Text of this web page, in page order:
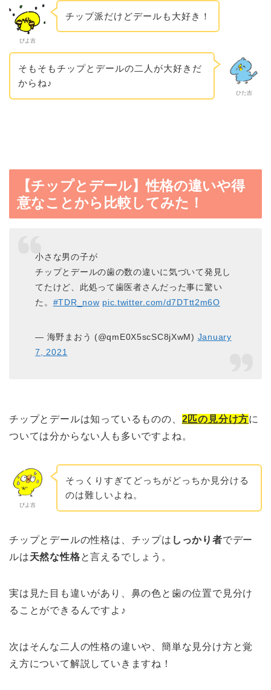
ぴよ吉
チップ派だけどデールも大好き！
ひた吉
そもそもチップとデールの二人が大好きだ
からね♪
【チップとデール】性格の違いや得
意なことから比較してみた！
小さな男の子が
チップとデールの歯の数の違いに気づいて発見し
てたけど、此処って歯医者さんだった事に驚い
た。 #TDR_now pic.twitter.com/d7DTtt2m6O
— 海野まおう (@qmE0X5scSC8jXwM) January
7, 2021
チップとデールは知っているものの、 2匹の見分け方に
ついては分からない人も多いですよね。
ぴよ吉
そっくりすぎてどっちがどっちか見分ける
のは難しいよね。
チップとデールの性格は、チップは しっかり者でデー
ルは天然な性格と言えるでしょう。
実は見た目も違いがあり、鼻の色と歯の位置で見分け
ることができるんですよ♪
次はそんな二人の性格の違いや、簡単な見分け方と覚
え方について解説していきますね！